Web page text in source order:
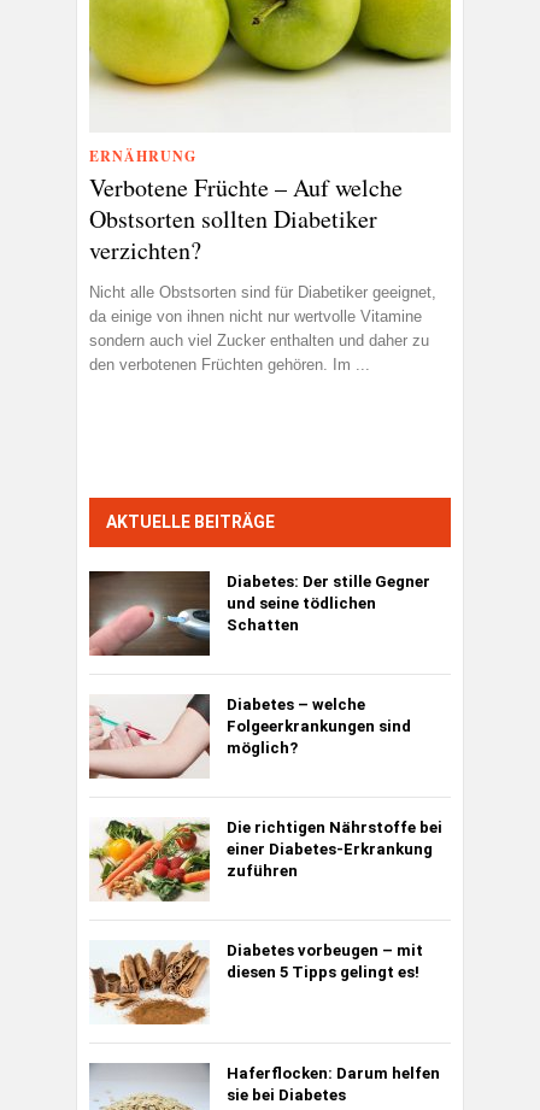
ERNÄHRUNG
Verbotene Früchte – Auf welche
Obstsorten sollten Diabetiker
verzichten?
Nicht alle Obstsorten sind für Diabetiker geeignet,
da einige von ihnen nicht nur wertvolle Vitamine
sondern auch viel Zucker enthalten und daher zu
den verbotenen Früchten gehören. Im ...
AKTUELLE BEITRÄGE
Diabetes: Der stille Gegner
und seine tödlichen
Schatten
Diabetes – welche
Folgeerkrankungen sind
möglich?
Die richtigen Nährstoffe bei
einer Diabetes-Erkrankung
zuführen
Diabetes vorbeugen – mit
diesen 5 Tipps gelingt es!
Haferflocken: Darum helfen
sie bei Diabetes